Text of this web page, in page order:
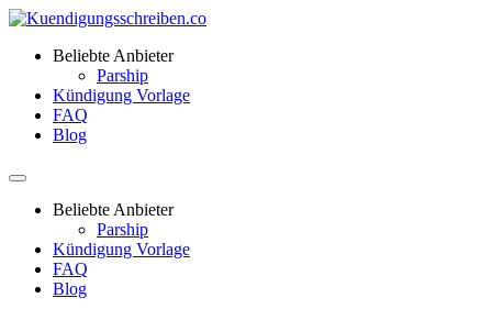
Beliebte Anbieter
Parship
Kündigung Vorlage
FAQ
Blog
Beliebte Anbieter
Parship
Kündigung Vorlage
FAQ
Blog